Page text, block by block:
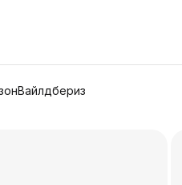
Вайлдбериз